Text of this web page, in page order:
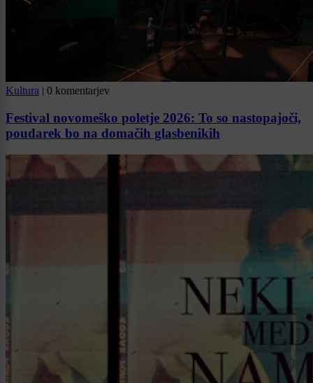
Kultura | 0 komentarjev
Festival novomeško poletje 2026: To so nastopajoči,
poudarek bo na domačih glasbenikih